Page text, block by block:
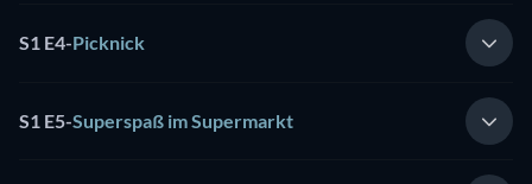
S1 E4-Picknick
S1 E5-Superspaß im Supermarkt